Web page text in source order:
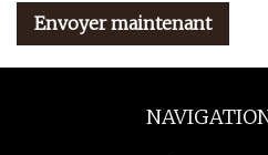
Envoyer maintenant